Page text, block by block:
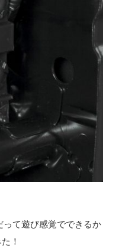
って遊び感覚でできるか
！